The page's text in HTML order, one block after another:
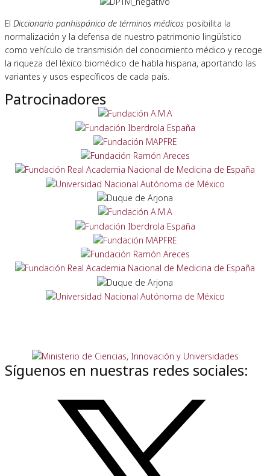
El Diccionario panhispánico de términos médicos posibilita la
normalización y la defensa de nuestro patrimonio lingüístico
como vehículo de transmisión del conocimiento médico y recoge
la riqueza del léxico biomédico de habla hispana, aportando las
variantes y usos específicos de cada país.
Patrocinadores
Síguenos en nuestras redes sociales: